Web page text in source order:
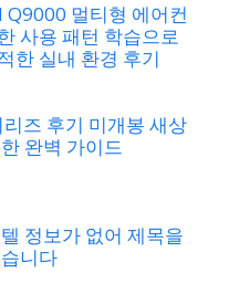
Q9000 멀티형 에어컨
사용 패턴 학습으로
한 실내 환경 후기
즈 후기 미개봉 새상
완벽 가이드
정보가 없어 제목을
니다